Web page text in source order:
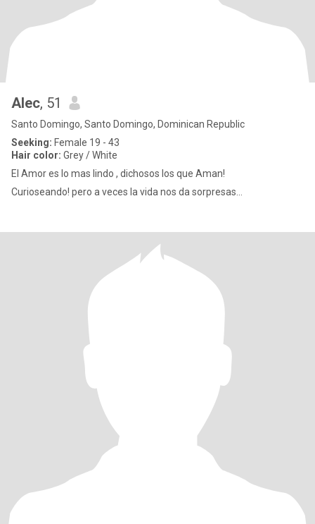
Alec, 51
Santo Domingo, Santo Domingo, Dominican Republic
Seeking: Female 19 - 43
Hair color: Grey / White
El Amor es lo mas lindo , dichosos los que Aman!
Curioseando! pero a veces la vida nos da sorpresas…